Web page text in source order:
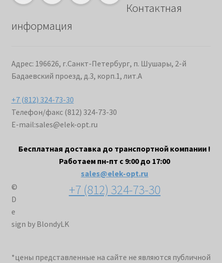
Контактная
информация
Адрес: 196626, г.Санкт-Петербург, п. Шушары, 2-й
Бадаевский проезд, д.3, корп.1, лит.А
+7 (812) 324-73-30
Телефон/факс (812) 324-73-30
E-mail:sales@elek-opt.ru
Бесплатная доставка до транспортной компании !
Работаем пн-пт с 9:00 до 17:00
sales@elek-opt.ru
+7 (812) 324-73-30
©
D
e
sign by BlondyLK
*цены представленные на сайте не являются публичной